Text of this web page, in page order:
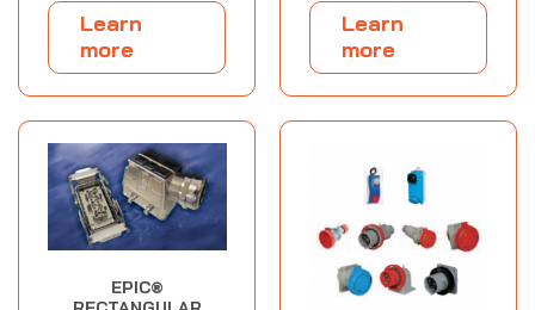
Learn
more
Learn
more
EPIC®